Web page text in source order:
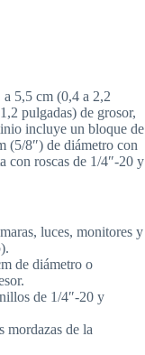
a 5,5 cm (0,4 a 2,2
pulgadas) de grosor,
incluye un bloque de
(5/8″) de diámetro con
con roscas de 1/4″-20 y
luces, monitores y
de diámetro o
de 1/4″-20 y
mordazas de la